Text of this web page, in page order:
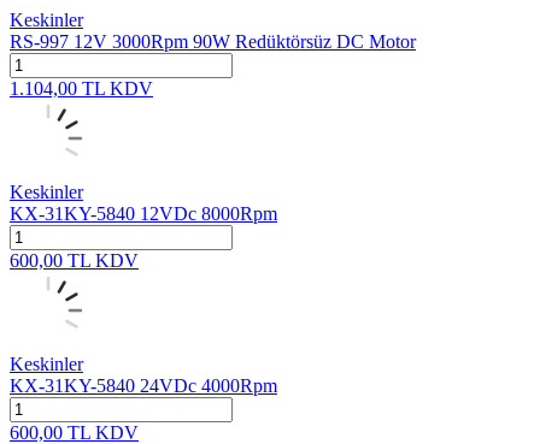
Keskinler
RS-997 12V 3000Rpm 90W Redüktörsüz DC Motor
1.104,00 TL KDV
Keskinler
KX-31KY-5840 12VDc 8000Rpm
600,00 TL KDV
Keskinler
KX-31KY-5840 24VDc 4000Rpm
600,00 TL KDV